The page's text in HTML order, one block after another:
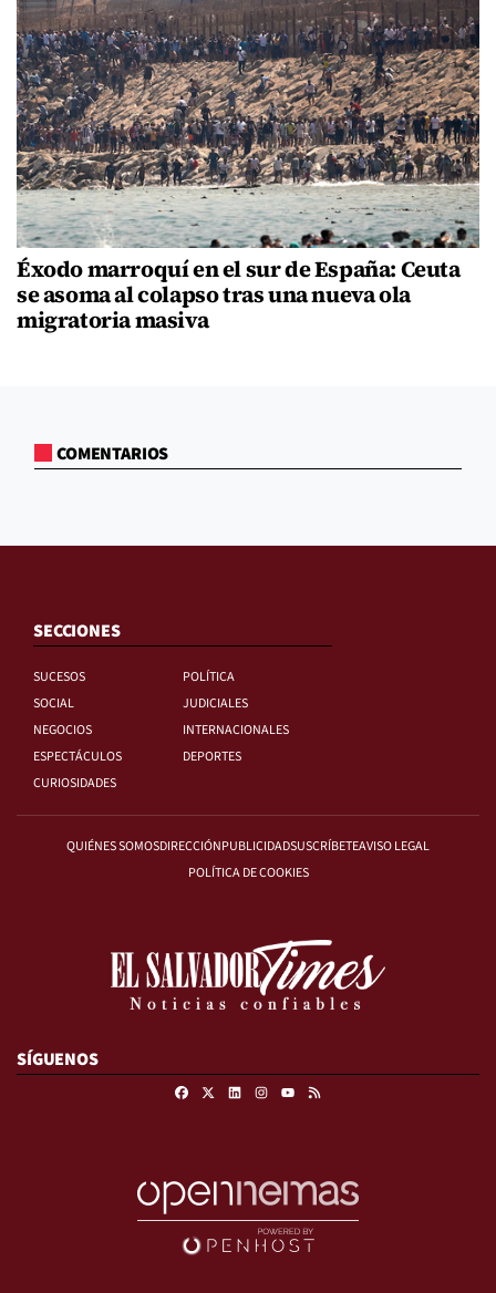
Éxodo marroquí en el sur de España: Ceuta
se asoma al colapso tras una nueva ola
migratoria masiva
COMENTARIOS
SECCIONES
SUCESOS
POLÍTICA
SOCIAL
JUDICIALES
NEGOCIOS
INTERNACIONALES
ESPECTÁCULOS
DEPORTES
CURIOSIDADES
QUIÉNES SOMOSDIRECCIÓNPUBLICIDADSUSCRÍBETEAVISO LEGAL
POLÍTICA DE COOKIES
SÍGUENOS
FacebookLinkedinInstagram